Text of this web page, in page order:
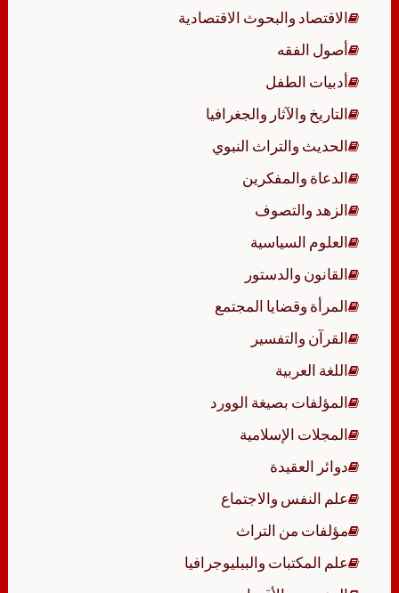
الاقتصاد والبحوث الاقتصادية
أصول الفقه
أدبيات الطفل
التاريخ والآثار والجغرافيا
الحديث والتراث النبوي
الدعاة والمفكرين
الزهد والتصوف
العلوم السياسية
القانون والدستور
المرأة وقضايا المجتمع
القرآن والتفسير
اللغة العربية
المؤلفات بصيغة الوورد
المجلات الإسلامية
دوائر العقيدة
علم النفس والاجتماع
مؤلفات من التراث
علم المكتبات والببليوجرافيا